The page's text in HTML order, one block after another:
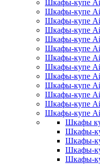
Шкафы-купе
Шкафы-купе
Шкафы-купе
Шкафы-купе
Шкафы-купе
Шкафы-купе
Шкафы-купе
Шкафы-купе
Шкафы-купе
Шкафы-купе
Шкафы-купе
Шкафы-купе
Шкафы-купе
Шкафы
Шкафы-
Шкафы-
Шкафы-
Шкафы-